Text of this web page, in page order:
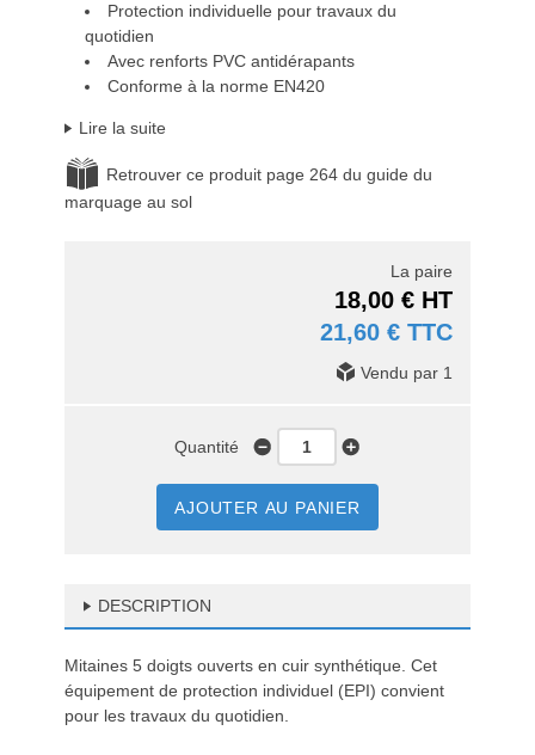
Protection individuelle pour travaux du
quotidien
Avec renforts PVC antidérapants
Conforme à la norme EN420
Lire la suite
Retrouver ce produit page 264 du guide du
marquage au sol
La paire
18,00 € HT
21,60 € TTC
Vendu par 1
Quantité
AJOUTER AU PANIER
DESCRIPTION
Mitaines 5 doigts ouverts en cuir synthétique. Cet
équipement de protection individuel (EPI) convient
pour les travaux du quotidien.